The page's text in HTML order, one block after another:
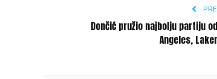
Dončić pružio najbolju partiju
Angeles,